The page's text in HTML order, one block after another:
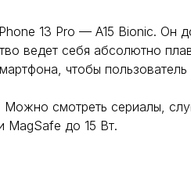
13 Pro — A15 Bionic. Он
ведет себя абсолютно
чтобы
смотреть сериалы,
MagSafe до 15 Вт.